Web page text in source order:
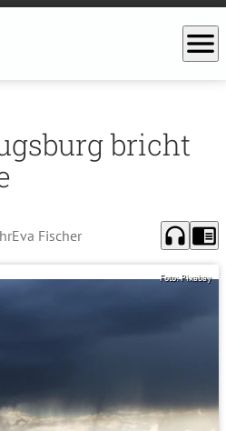
menu
bricht
Eva Fischer headphones chrome_reader_mode
Foto: Pixabay